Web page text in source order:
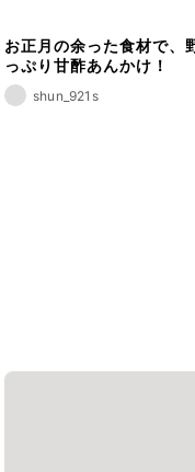
お正月の余った食材で、
っぷり甘酢あんかけ！
shun_921s